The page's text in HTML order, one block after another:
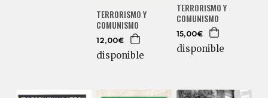
TERRORISMO Y
COMUNISMO
12,00€
disponible
TERRORISMO Y
COMUNISMO
15,00€
disponible